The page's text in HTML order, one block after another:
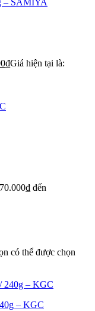
– SAMIYA
₫Giá hiện tại là:
đến
có thể được chọn
– KGC